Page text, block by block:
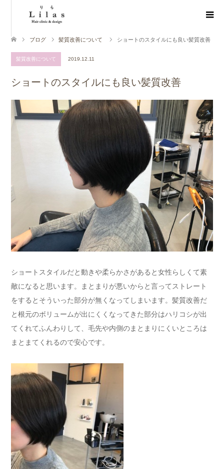
ブログ 髪質改善について ショートのスタイルにも良い髪質改善
髪質改善について 2019.12.11
ショートのスタイルにも良い髪質改善
ショートスタイルだと動きや柔らかさがあると女性らしくて素
敵になると思います。まとまりが悪いからと言ってストレート
をするとそういった部分が無くなってしまいます。髪質改善だ
と根元のボリュームが出にくくなってきた部分はハリコシが出
てくれてふんわりして、毛先や内側のまとまりにくいところは
まとまてくれるので安心です。